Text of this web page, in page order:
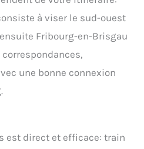
à viser le sud-ouest
Fribourg-en-Brisgau
une bonne connexion
est direct et efficace: train